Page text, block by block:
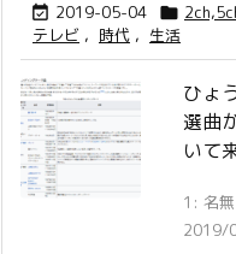
 2019-05-04 
テレビ , 時代 , 生活
ひょ
選曲
いて
1: 名
2019/